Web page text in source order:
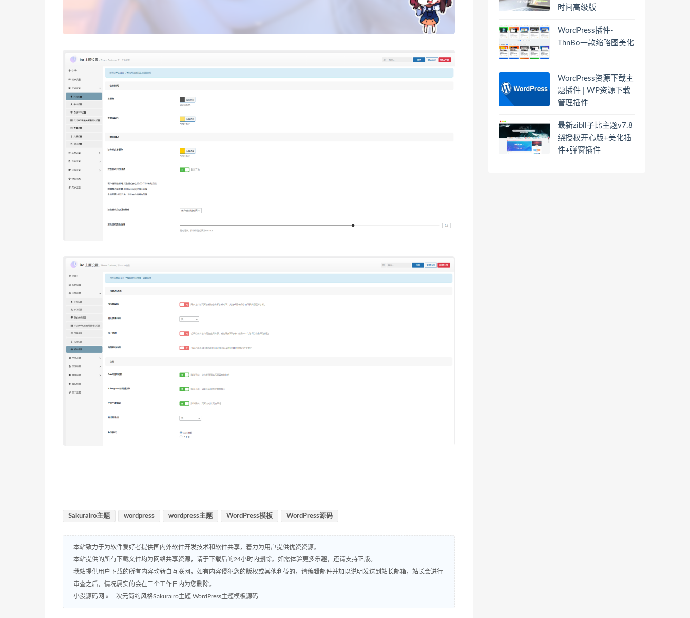
Sakurairo主题 wordpress wordpress主题 WordPress模板 WordPress源码
本站致力于为软件爱好者提供国内外软件开发技术和软件共享，着力为用户提供优资资源。
本站提供的所有下载文件均为网络共享资源，请于下载后的24小时内删除。如需体验更多乐趣，还请支持正版。
我站提供用户下载的所有内容均转自互联网，如有内容侵犯您的版权或其他利益的，请编辑邮件并加以说明发送到站长邮箱，站长会进行
审查之后，情况属实的会在三个工作日内为您删除。
小没源码网 » 二次元简约风格Sakurairo主题 WordPress主题模板源码
时间高级版
WordPress插件-
ThnBo一款缩略图美化
WordPress资源下载主
题插件 | WP资源下载
管理插件
最新zibll子比主题v7.8
绕授权开心版+美化插
件+弹窗插件